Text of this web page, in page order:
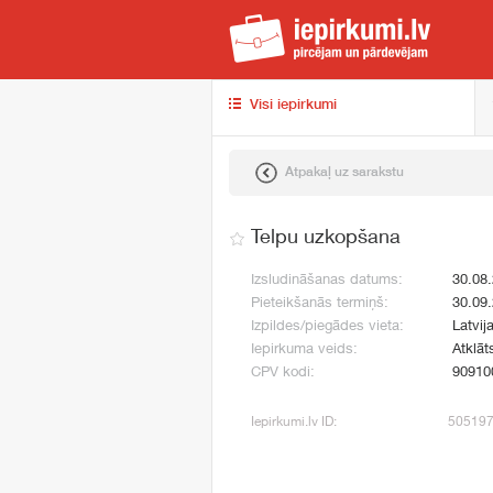
Visi iepirkumi
Atpakaļ uz sarakstu
Telpu uzkopšana
Izsludināšanas datums:
Pieteikšanās termiņš:
Izpildes/piegādes vieta:
Iepirkuma veids:
CPV kodi:
Iepirkumi.lv ID: